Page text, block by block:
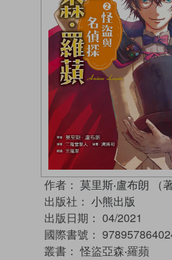
作者： 莫里斯‧盧布朗 （著
出版社： 小熊出版
出版日期： 04/2021
國際書號：
叢書： 怪盜亞森‧羅蘋